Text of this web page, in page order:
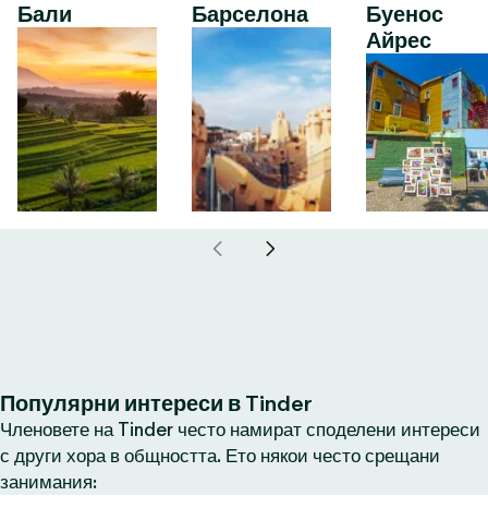
Бали Барселона
Буенос
Айрес
Популярни интереси в Tinder
Членовете на Tinder често намират споделени интереси
с други хора в общността. Ето някои често срещани
занимания: